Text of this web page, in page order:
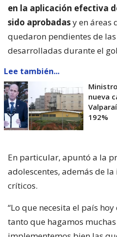
en la aplicación efectiva
sido aprobadasy en áreas
quedaron pendientes de
desarrolladas durante el
Lee también...
nueva
192%
En particular, apuntó a la
adolescentes, además de
críticos.
“Lo que necesita el país
tanto que hagamos